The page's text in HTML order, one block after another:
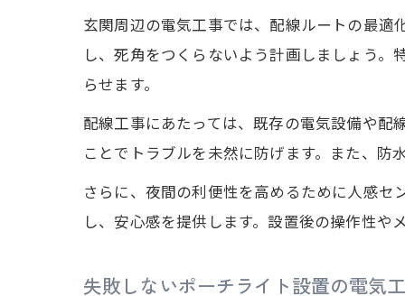
玄関周辺の電気工事では、配線ルートの最適
し、死角をつくらないよう計画しましょう
らせます。
配線工事にあたっては、既存の電気設備や配
ことでトラブルを未然に防げます。また、防
さらに、夜間の利便性を高めるために人感
し、安心感を提供します。設置後の操作性や
失敗しないポーチライト設置の電気